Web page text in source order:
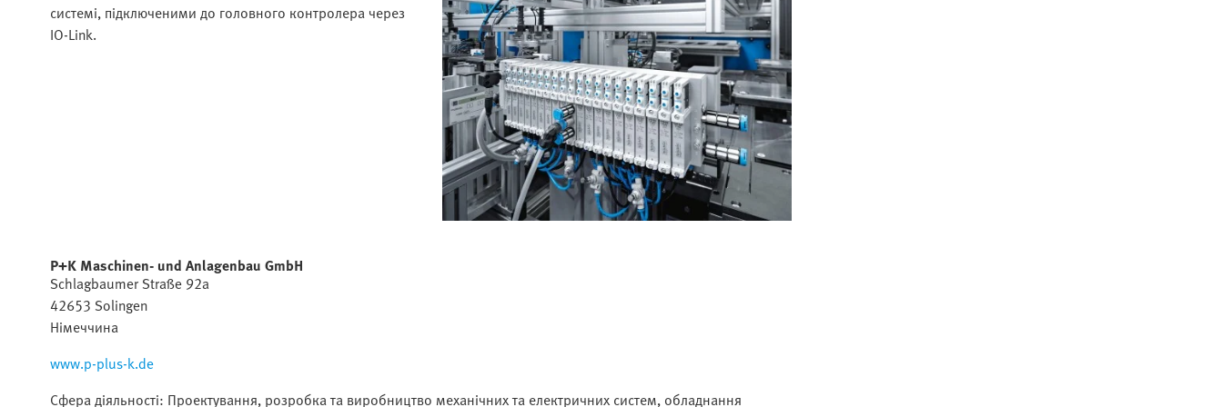
системі, підключеними до головного контролера через
IO-Link.
P+K Maschinen- und Anlagenbau GmbH
Schlagbaumer Straße 92a
42653 Solingen
Німеччина
www.p-plus-k.de
Сфера діяльності: Проектування, розробка та виробництво механічних та електричних систем, обладнання